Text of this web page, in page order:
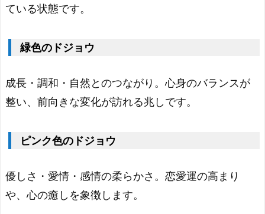
6.
色
ド
ジ
ウ
ている状態です。
緑色のドジョウ
成長・調和・自然とのつながり。心身のバランスが
整い、前向きな変化が訪れる兆しです。
ピンク色のドジョウ
優しさ・愛情・感情の柔らかさ。恋愛運の高まり
や、心の癒しを象徴します。